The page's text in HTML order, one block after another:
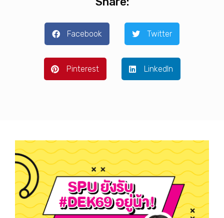
Facebook Twitter
Pinterest LinkedIn